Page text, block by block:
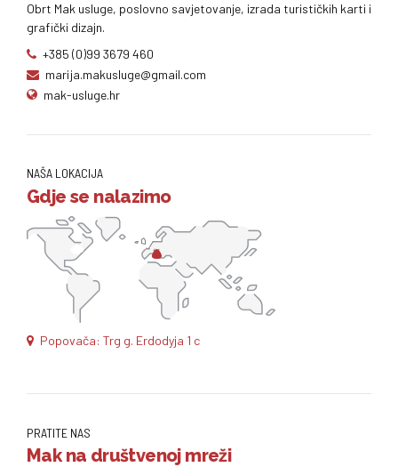
Obrt Mak usluge, poslovno savjetovanje, izrada turističkih karti i
grafički dizajn.
+385 (0)99 3679 460
marija.makusluge@gmail.com
mak-usluge.hr
NAŠA LOKACIJA
Gdje se nalazimo
Popovača: Trg g. Erdodyja 1 c
PRATITE NAS
Mak na društvenoj mreži